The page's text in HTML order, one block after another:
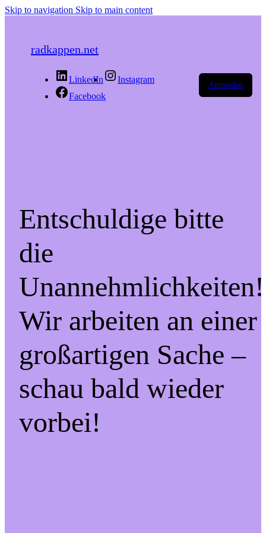
Skip to navigation Skip to main content
radkappen.net
LinkedIn
Instagram
Facebook
Anmelden
Entschuldige bitte
die
Unannehmlichkeiten!
Wir arbeiten an einer
großartigen Sache –
schau bald wieder
vorbei!